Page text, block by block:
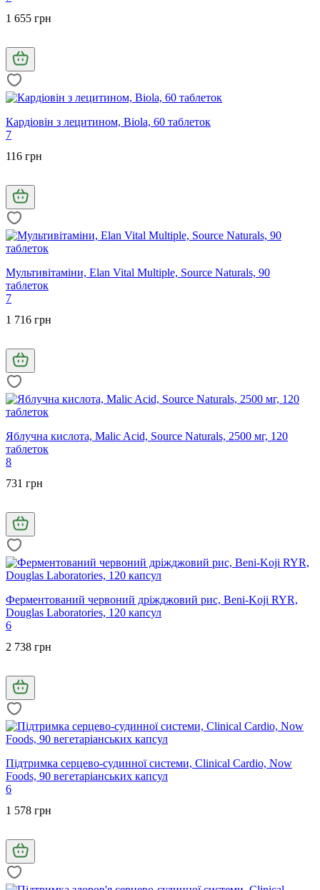
1 655 грн
Кардіовін з лецитином, Biola, 60 таблеток
7
116 грн
Мультивітаміни, Elan Vital Multiple, Source Naturals, 90
таблеток
7
1 716 грн
Яблучна кислота, Malic Acid, Source Naturals, 2500 мг, 120
таблеток
8
731 грн
Ферментований червоний дріжджовий рис, Beni-Koji RYR,
Douglas Laboratories, 120 капсул
6
2 738 грн
Підтримка серцево-судинної системи, Clinical Cardio, Now
Foods, 90 вегетаріанських капсул
6
1 578 грн